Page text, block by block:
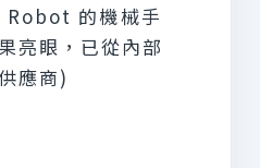
的機械手
亮眼，已從內部
應商)